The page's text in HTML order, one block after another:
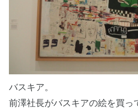
バスキア。
前澤社長がバスキアの絵を買っ